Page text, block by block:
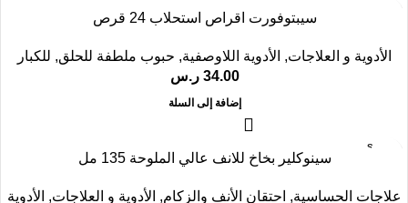
سيبتوفورت اقراص استحلاب 24 قرص
الأدوية و العلاجات, الأدوية اللاوصفية, حبوب ملطفة للحلق, للكبار
34.00 ر.س
إضافة إلى السلة
SOLD
سينوكلير بخاخ للانف عالي الملوحة 135 مل
علاجات الحساسية, احتقان الأنف والزكام, الأدوية و العلاجات, الأدوية